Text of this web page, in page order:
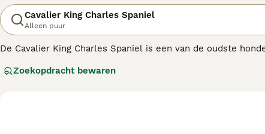
Cavalier King Charles Spaniel
Alleen puur
De Cavalier King Charles Spaniel is een van de oudste
King Charles neven en hebben ook een langere, minder
Zoekopdracht bewaren